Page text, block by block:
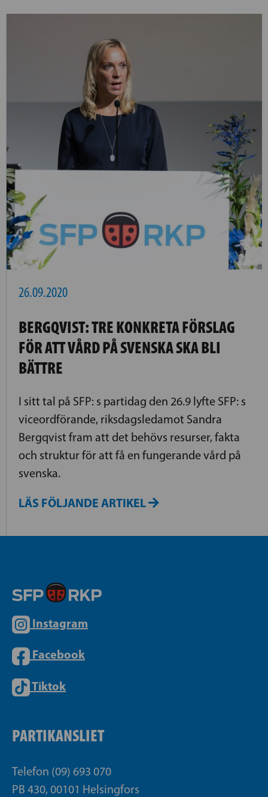
26.09.2020
BERGQVIST: TRE KONKRETA FÖRSLAG
FÖR ATT VÅRD PÅ SVENSKA SKA BLI
BÄTTRE
I sitt tal på SFP: s partidag den 26.9 lyfte SFP: s
viceordförande, riksdagsledamot Sandra
Bergqvist fram att det behövs resurser, fakta
och struktur för att få en fungerande vård på
svenska.
LÄS FÖLJANDE ARTIKEL
Instagram
Facebook
Tiktok
PARTIKANSLIET
Telefon (09) 693 070
PB 430, 00101 Helsingfors